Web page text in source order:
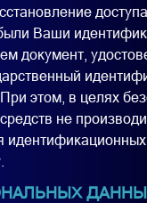
Ваши
документ,
этом, в целях
не